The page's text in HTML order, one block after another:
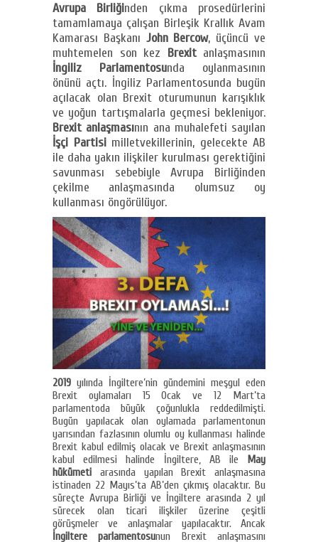
Avrupa Birliğinden çıkma prosedürlerini
tamamlamaya çalışan Birleşik Krallık Avam
Kamarası Başkanı John Bercow, üçüncü ve
muhtemelen son kez Brexitanlaşmasının
İngiliz Parlamentosunda oylanmasının
önünü açtı. İngiliz Parlamentosunda bugün
açılacak olan Brexit oturumunun karışıklık
ve yoğun tartışmalarla geçmesi bekleniyor.
Brexit anlaşmasının ana muhalefeti sayılan
İşçi Partisi milletvekillerinin, gelecekte AB
ile daha yakın ilişkiler kurulması gerektiğini
savunması sebebiyle Avrupa Birliğinden
çekilme anlaşmasında olumsuz oy
kullanması öngörülüyor.
2019 yılında İngiltere’nin gündemini meşgul eden
Brexit oylamaları 15 Ocak ve 12 Mart’ta
parlamentoda büyük çoğunlukla reddedilmişti.
Bugün yapılacak olan oylamada parlamentonun
yarısından fazlasının olumlu oy kullanması halinde
Brexit kabul edilmiş olacak ve Brexit anlaşmasının
kabul edilmesi halinde İngiltere, AB ile
May
hükümeti arasında yapılan Brexit anlaşmasına
istinaden 22 Mayıs’ta AB’den çıkmış olacaktır. Bu
süreçte Avrupa Birliği ve İngiltere arasında 2 yıl
sürecek olan ticari ilişkiler üzerine çeşitli
görüşmeler ve anlaşmalar yapılacaktır. Ancak
İngiltere parlamentosunun Brexit anlaşmasını